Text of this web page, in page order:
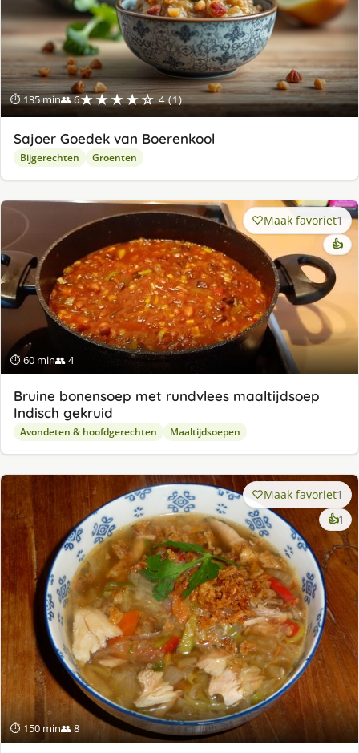
⏱ 135 min👥 6★★★★☆ 4 (1)
Sajoer Goedek van Boerenkool
Bijgerechten Groenten
⏱ 60 min👥 4
Maak favoriet1
👍
Bruine bonensoep met rundvlees maaltijdsoep
Indisch gekruid
Avondeten & hoofdgerechten Maaltijdsoepen
⏱ 150 min👥 8
Maak favoriet1
👍1